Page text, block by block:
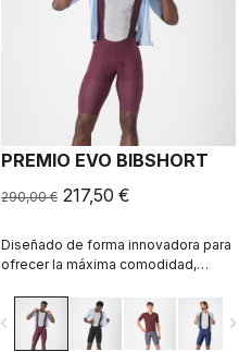
PREMIO EVO BIBSHORT
290,00 € 217,50 €
Diseñado de forma innovadora para
ofrecer la máxima comodidad,
largas distancias.
navigate_before